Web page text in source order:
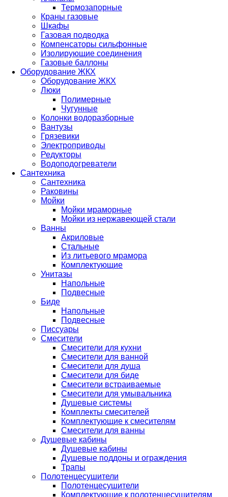
Термозапорные
Краны газовые
Шкафы
Газовая подводка
Компенсаторы сильфонные
Изолирующие соединения
Газовые баллоны
Оборудование ЖКХ
Оборудование ЖКХ
Люки
Полимерные
Чугунные
Колонки водоразборные
Вантузы
Грязевики
Электроприводы
Редукторы
Водоподогреватели
Сантехника
Сантехника
Раковины
Мойки
Мойки мраморные
Мойки из нержавеющей стали
Ванны
Акриловые
Стальные
Из литьевого мрамора
Комплектующие
Унитазы
Напольные
Подвесные
Биде
Напольные
Подвесные
Писсуары
Смесители
Смесители для кухни
Смесители для ванной
Смесители для душа
Смесители для биде
Смесители встраиваемые
Смесители для умывальника
Душевые системы
Комплекты смесителей
Комплектующие к смесителям
Смесители для ванны
Душевые кабины
Душевые кабины
Душевые поддоны и ограждения
Трапы
Полотенцесушители
Полотенцесушители
Комплектующие к полотенцесушителям